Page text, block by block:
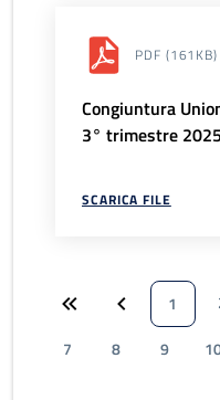
PDF (161KB)
Congiuntura
3° trimestre 2025
SCARICA FILE
1
7
8 9